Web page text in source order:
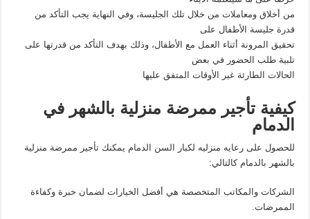
من أخلاق ومعاملات من خلال تلك الجليسة، وفي النهاية يجب التأكد من
قدرة جليسة الأطفال على
تحقيق المرونة أثناء العمل مع الأطفال، وذلك بهدف التأكد من قدرتها على
تلبية طلب الحضور في بعض
الحالات الطارئة غير الأوقات المتفق عليها
كيفية تأجير ممرضة منزلية بالشهر في
الدمام
للحصول على رعايه منزليه لكبار السن الدمام يمكنك تأجير ممرضة منزلية
بالشهر بالدمام كالتالي:
الشركات والمكاتب المتخصصة هي أفضل الخيارات لضمان خبرة وكفاءة
الممرضات.